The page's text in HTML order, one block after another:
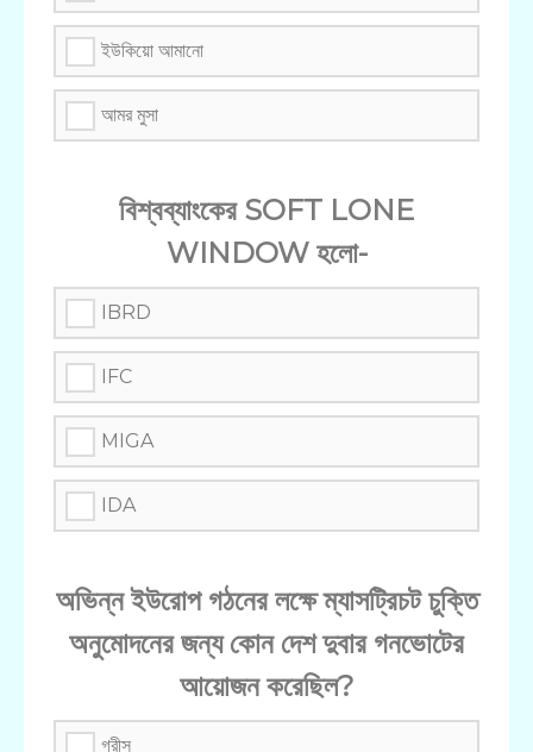
ইউকিয়ো আমানো
আমর মুসা
বিশ্বব্যাংকের SOFT LONE
WINDOW হলো-
IBRD
IFC
MIGA
IDA
অভিন্ন ইউরোপ গঠনের লক্ষে ম্যাসট্রিচট চুক্তি
অনুমোদনের জন্য কোন দেশ দুবার গনভোটের
আয়োজন করেছিল?
গ্রীস